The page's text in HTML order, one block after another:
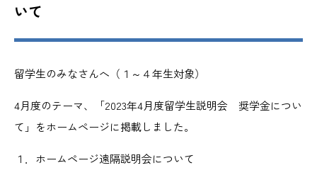
いて
留学生のみなさんへ（１～４年生対象）
4月度のテーマ、「2023年4月度留学生説明会 奨学金につい
て」をホームページに掲載しました。
１．ホームページ遠隔説明会について